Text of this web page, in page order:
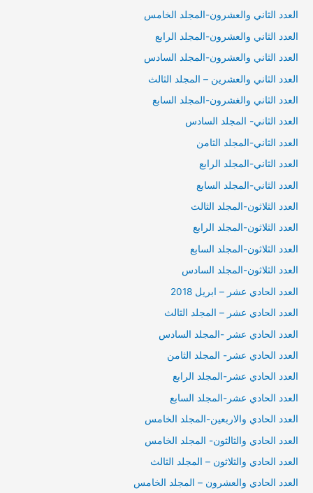
العدد الثاني والعشرون-المجلد الخامس
العدد الثاني والعشرون-المجلد الرابع
العدد الثاني والعشرون-المجلد السادس
العدد الثاني والعشرين – المجلد الثالث
العدد الثاني والغشرون-المجلد السابع
العدد الثاني- المجلد السادس
العدد الثاني-المجلد الثامن
العدد الثاني-المجلد الرابع
العدد الثاني-المجلد السابع
العدد الثلاثون-المجلد الثالث
العدد الثلاثون-المجلد الرابع
العدد الثلاثون-المجلد السابع
العدد الثلاثون-المجلد السادس
العدد الحادي عشر – ابريل 2018
العدد الحادي عشر – المجلد الثالث
العدد الحادي عشر -المجلد السادس
العدد الحادي عشر- المجلد الثامن
العدد الحادي عشر-المجلد الرابع
العدد الحادي عشر-المجلد السابع
العدد الحادي والاربعين-المجلد الخامس
العدد الحادي والثالثون- المجلد الخامس
العدد الحادي والثلاثون – المجلد الثالث
العدد الحادي والعشرون – المجلد الخامس